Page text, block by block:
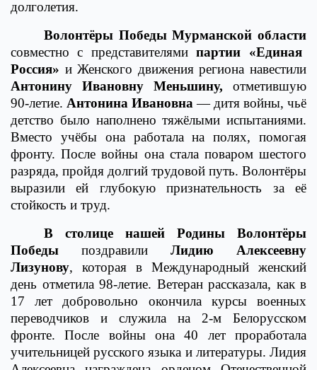
долголетия.
Волонтёры Победы Мурманской области
совместно с представителямипартии «Единая
Россия» и Женского движения региона навестили
Антонину Ивановну Меньшину, отметившую
90-летие. Антонина Ивановна — дитя войны, чьё
детство было наполнено тяжёлыми испытаниями.
Вместо учёбы она работала на полях, помогая
фронту. После войны она стала поваром шестого
разряда, пройдя долгий трудовой путь. Волонтёры
выразили ей глубокую признательность за её
стойкость и труд.
В столице нашей Родины Волонтёры
Победы поздравили Лидию Алексеевну
Лизунову, которая в Международный женский
день отметила 98-летие. Ветеран рассказала, как в
17 лет добровольно окончила курсы военных
переводчиков и служила на 2-м Белорусском
фронте. После войны она 40 лет проработала
учительницей русского языка и литературы. Лидия